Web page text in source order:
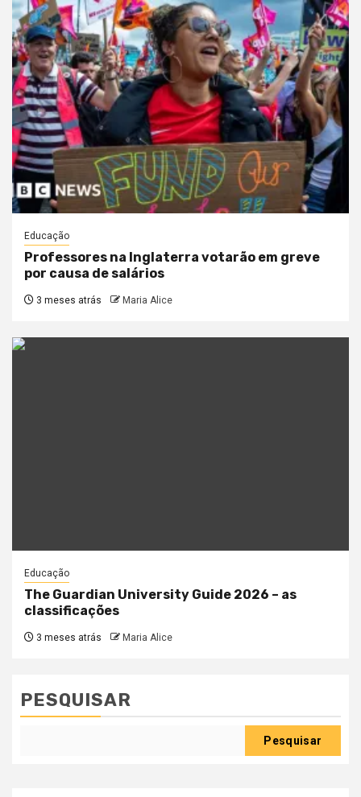
Educação
Professores na Inglaterra votarão em greve
por causa de salários
3 meses atrás Maria Alice
Educação
The Guardian University Guide 2026 – as
classificações
3 meses atrás Maria Alice
PESQUISAR
Pesquisar